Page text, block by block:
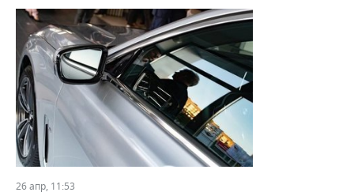
26 апр, 11:53